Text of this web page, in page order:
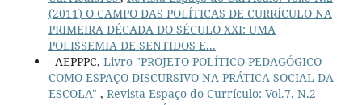
(2011) O CAMPO DAS POLÍTICAS DE CURRÍCULO NA
PRIMEIRA DÉCADA DO SÉCULO XXI: UMA
POLISSEMIA DE SENTIDOS E...
- AEPPPC, Livro "PROJETO POLÍTICO-PEDAGÓGICO
COMO ESPAÇO DISCURSIVO NA PRÁTICA SOCIAL DA
ESCOLA" , Revista Espaço do Currículo: Vol.7, N.2